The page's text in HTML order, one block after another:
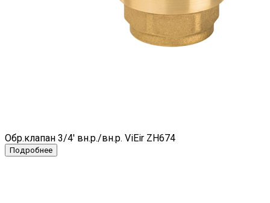
Обр.клапан 3/4' вн.р./вн.р. ViEir ZH674